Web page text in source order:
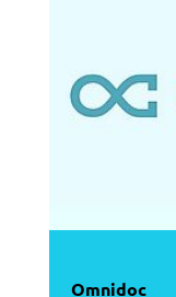
Omnidoc